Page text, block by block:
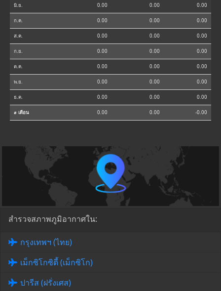
มิ.ย. 0.00 0.00 0.00
ก.ค. 0.00 0.00 0.00
ส.ค. 0.00 0.00 0.00
ก.ย. 0.00 0.00 0.00
ต.ค. 0.00 0.00 0.00
พ.ย. 0.00 0.00 0.00
ธ.ค. 0.00 0.00 0.00
⌀ เดือน 0.00 0.00 -0.00
สำรวจสภาพภูมิอากาศใน:
กรุงเทพฯ (ไทย)
เม็กซิโกซิตี้ (เม็กซิโก)
ปารีส (ฝรั่งเศส)